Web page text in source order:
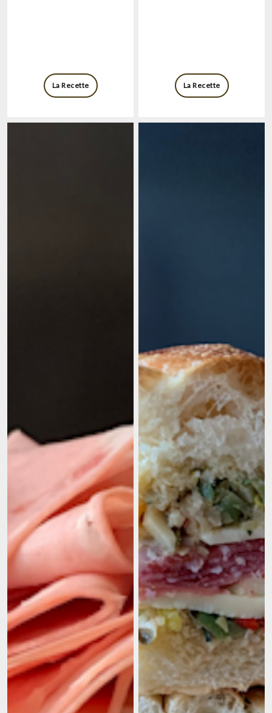
La Recette La Recette